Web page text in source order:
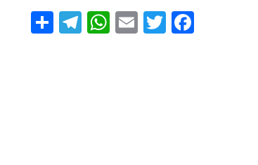
Facebook
Twitter
Email
WhatsApp